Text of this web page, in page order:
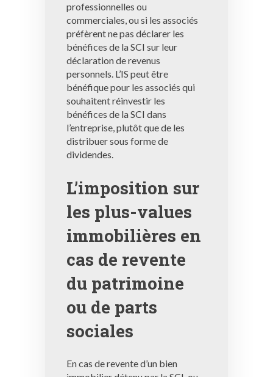
professionnelles ou
commerciales, ou si les associés
préfèrent ne pas déclarer les
bénéfices de la SCI sur leur
déclaration de revenus
personnels. L’IS peut être
bénéfique pour les associés qui
souhaitent réinvestir les
bénéfices de la SCI dans
l’entreprise, plutôt que de les
distribuer sous forme de
dividendes.
L’imposition sur
les plus-values ​​
immobilières en
cas de revente
du patrimoine
ou de parts
sociales
En cas de revente d’un bien